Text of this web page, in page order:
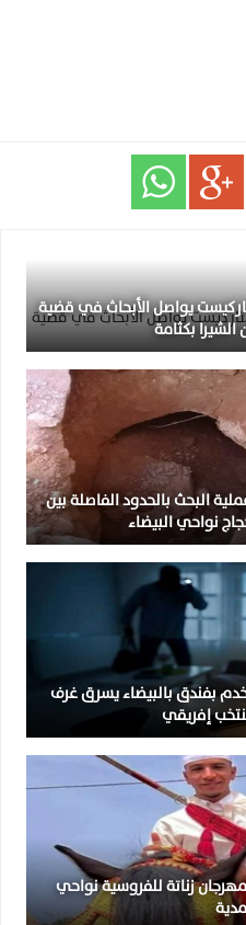
يواصل الأبحاث في قضية
البحث بالحدود الفاصلة بين
نواحي البيضاء
بفندق بالبيضاء يسرق غرف
إفريقي
زناتة للفروسية نواحي